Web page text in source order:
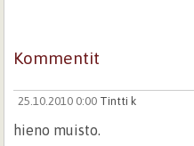
Kommentit
25.10.2010 0:00 Tintti k
hieno muisto.